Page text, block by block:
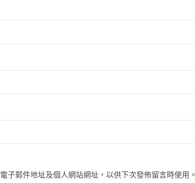
子郵件地址及個人網站網址，以供下次發佈留言時使用。